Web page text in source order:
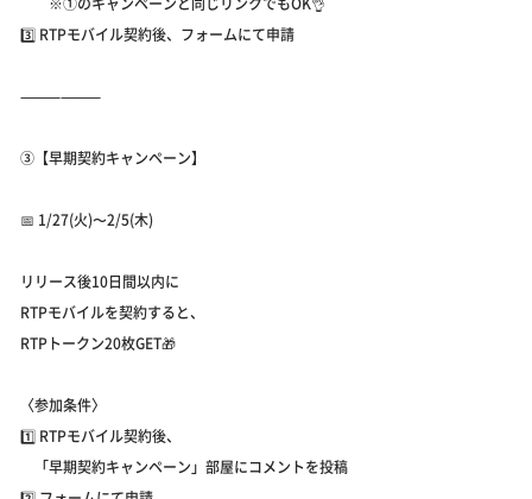
3️⃣ RTPモバイル契約後、フォームにて申請
⸻⸻
③【早期契約キャンペーン】
📅 1/27(火)〜2/5(木)
リリース後10日間以内に
RTPモバイルを契約すると、
RTPトークン20枚GET🎁
〈参加条件〉
1️⃣ RTPモバイル契約後、
「早期契約キャンペーン」部屋にコメントを投稿